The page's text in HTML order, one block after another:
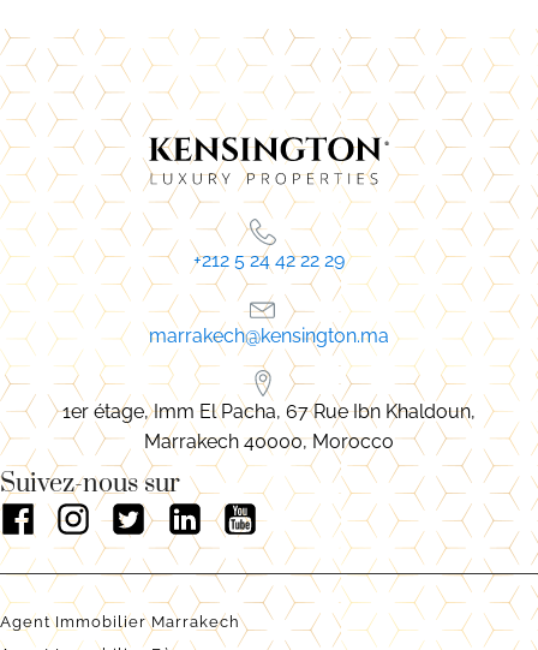
+212 5 24 42 22 29
marrakech@kensington.ma
1er étage, Imm El Pacha, 67 Rue Ibn Khaldoun,
Marrakech 40000, Morocco
Suivez-nous sur
Agent Immobilier Marrakech